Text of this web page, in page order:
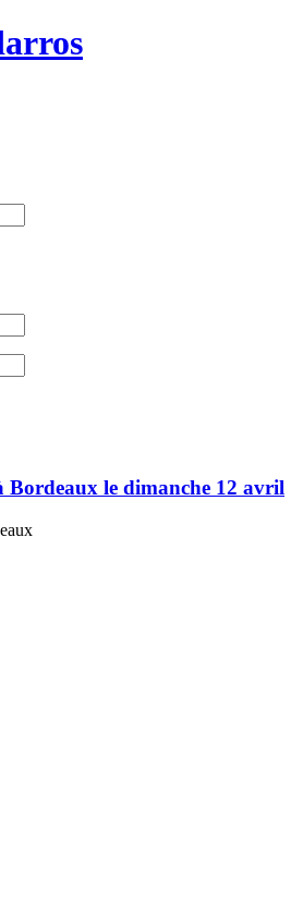
Bordeaux le dimanche 12 avril